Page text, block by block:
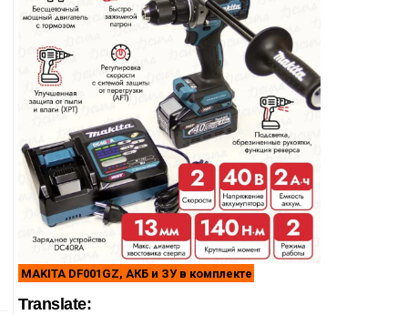
MAKITA DF001GZ, АКБ и ЗУ в комплекте
Translate: